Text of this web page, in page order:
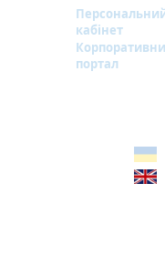
кабінет
портал